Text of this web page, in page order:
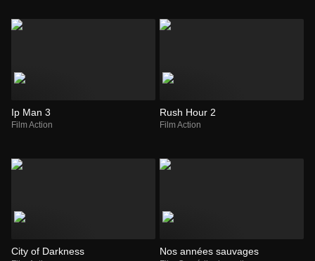
Ip Man 3
Film Action
Rush Hour 2
Film Action
City of Darkness Nos années sauvages